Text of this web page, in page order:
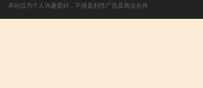
本站仅为个人兴趣爱好，不接盈利性广告及商业合作